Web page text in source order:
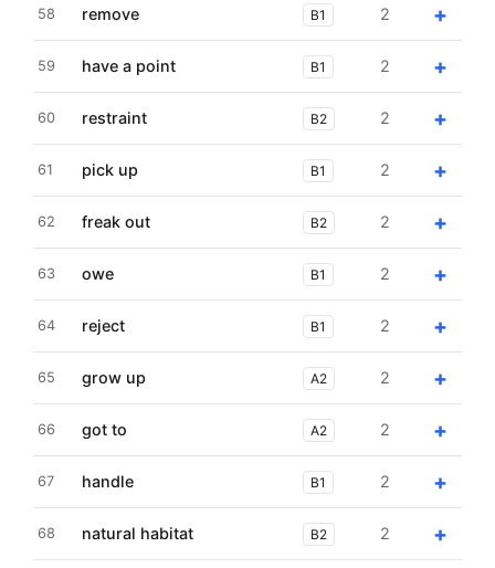
58 remove B1 2 +
59 have a point B1 2 +
60 restraint B2 2 +
61 pick up B1 2 +
62 freak out B2 2 +
63 owe B1 2 +
64 reject B1 2 +
65 grow up A2 2 +
66 got to A2 2 +
67 handle B1 2 +
68 natural habitat B2 2 +